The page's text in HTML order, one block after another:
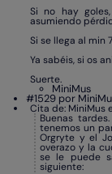
Si no hay
asumiendo
Si se llega al min
Ya sabéis, si os
Suerte.
MiniMus
#1529 por
Cita de: MiniMus
Buenas
tenemos un
Orgryte y el
overazo y la
se le puede
siguiente: